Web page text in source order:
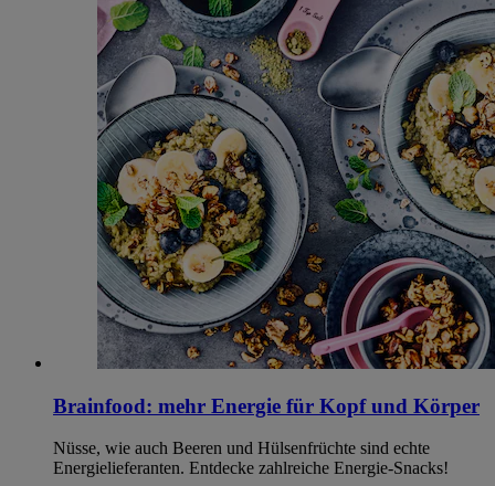
Brainfood: mehr Energie für Kopf und Körper
Nüsse, wie auch Beeren und Hülsenfrüchte sind echte
Energielieferanten. Entdecke zahlreiche Energie-Snacks!